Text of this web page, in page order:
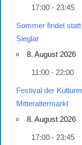
17:00 - 23:45
Sommer findet
Sieglar
8. August 2026
11:00 - 22:00
Festival der
Mitteraltermarkt
8. August 2026
17:00 - 23:45